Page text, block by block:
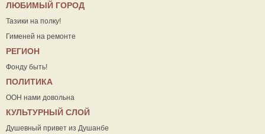
ЛЮБИМЫЙ ГОРОД
Тазики на полку!
Гименей на ремонте
РЕГИОН
Фонду быть!
ПОЛИТИКА
ООН нами довольна
КУЛЬТУРНЫЙ СЛОЙ
Душевный привет из Душанбе